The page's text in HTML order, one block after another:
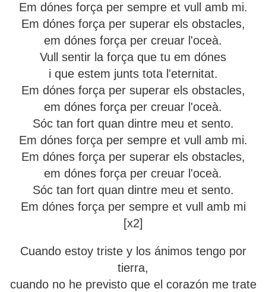
Em dónes força per sempre et vull amb mi.
Em dónes força per superar els obstacles,
em dónes força per creuar l'oceà.
Vull sentir la força que tu em dónes
i que estem junts tota l'eternitat.
Em dónes força per superar els obstacles,
em dónes força per creuar l'oceà.
Sóc tan fort quan dintre meu et sento.
Em dónes força per sempre et vull amb mi.
Em dónes força per superar els obstacles,
em dónes força per creuar l'oceà.
Sóc tan fort quan dintre meu et sento.
Em dónes força per sempre et vull amb mi
[x2]
Cuando estoy triste y los ánimos tengo por
tierra,
cuando no he previsto que el corazón me trate